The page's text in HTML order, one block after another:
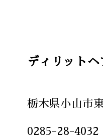
ディリット
栃木県小山市
0285-28-4032